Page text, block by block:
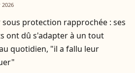
2026
protection rapprochée : ses
ont dû s'adapter à un tout
quotidien, "il a fallu leur